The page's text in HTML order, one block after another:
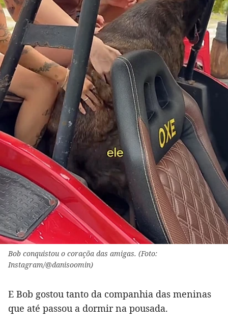
Bob conquistou o coraçõa das amigas. (Foto:
Instagram/@danisoomin)
E Bob gostou tanto da companhia das meninas
que até passou a dormir na pousada.